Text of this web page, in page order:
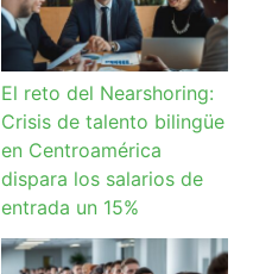
El reto del Nearshoring:
Crisis de talento bilingüe
en Centroamérica
dispara los salarios de
entrada un 15%